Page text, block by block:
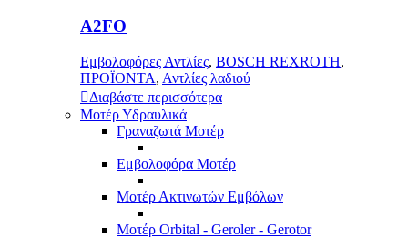
A2FO
Εμβολοφόρες Αντλίες, BOSCH REXROTH,
ΠΡΟΪΟΝΤΑ, Αντλίες λαδιού
Διαβάστε περισσότερα
Μοτέρ Υδραυλικά
Γραναζωτά Μοτέρ
Εμβολοφόρα Μοτέρ
Μοτέρ Ακτινωτών Εμβόλων
Μοτέρ Orbital - Geroler - Gerotor